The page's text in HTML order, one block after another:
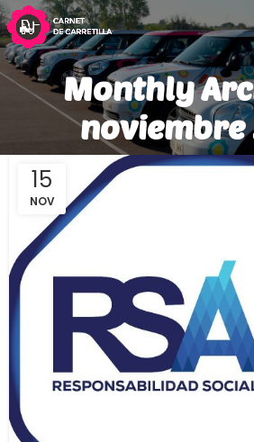
Monthly
noviembre
15
NOV